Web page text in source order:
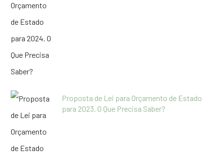
Proposta de Lei para Orçamento de Estado
para 2023. O Que Precisa Saber?